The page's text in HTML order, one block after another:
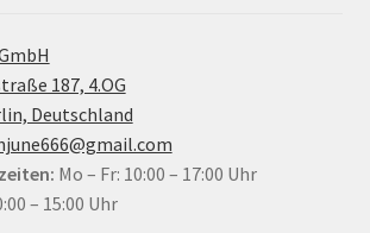
187, 4.OG
Deutschland
Mo – Fr: 10:00 – 17:00 Uhr
– 15:00 Uhr